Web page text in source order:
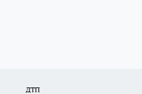
ДТП